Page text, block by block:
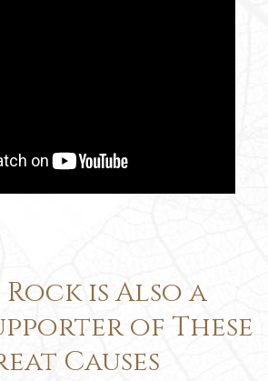
Rock is Also a
of These
Causes